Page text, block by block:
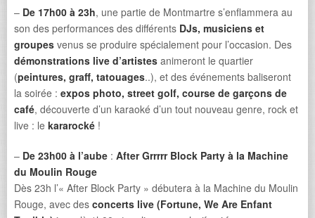
– De 17h00 à 23h, une partie de Montmartre s’enflammera au
son des performances des différents DJs, musiciens et
groupes venus se produire spécialement pour l’occasion. Des
démonstrations live d’artistes animeront le quartier
(peintures, graff, tatouages..), et des événements baliseront
la soirée : expos photo, street golf, course de garçons de
café, découverte d’un karaoké d’un tout nouveau genre, rock et
live : le kararocké !
– De 23h00 à l’aube : After Grrrrr Block Party à la Machine
du Moulin Rouge
Dès 23h l’« After Block Party » débutera à la Machine du Moulin
Rouge, avec des concerts live (Fortune, We Are Enfant